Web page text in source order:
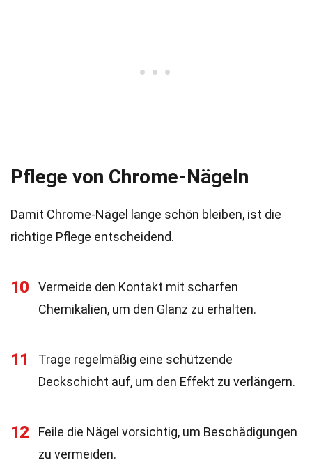
Pflege von Chrome-Nägeln
Damit Chrome-Nägel lange schön bleiben, ist die
richtige Pflege entscheidend.
10
Vermeide den Kontakt mit scharfen
Chemikalien, um den Glanz zu erhalten.
11
Trage regelmäßig eine schützende
Deckschicht auf, um den Effekt zu verlängern.
12
Feile die Nägel vorsichtig, um Beschädigungen
zu vermeiden.